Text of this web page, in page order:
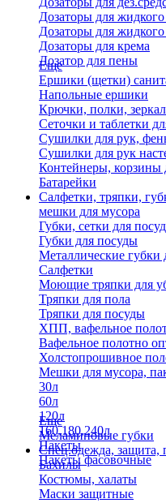
Дозаторы для
Дозаторы для
Дозаторы для крема
Дозатор для пены
Еще
Ершики (щетки)
Напольные ершики
Крючки, полки,
Сеточки и таблетки
Сушилки для рук,
Сушилки для рук
Контейнеры, корзины
Батарейки
Салфетки, тряпки,
мешки для мусора
Губки, сетки для
Губки для посуды
Металлические губки
Салфетки
Моющие тряпки для
Тряпки для пола
Тряпки для посуды
ХПП, вафельное
Вафельное полотно
Холстопрошивное
Мешки для мусора,
30л
60л
120л
160,180,240л
Пакеты
Пакеты фасовочные
Еще
Меламиновые губки
Спец.одежда, защита,
Бахилы
Костюмы, халаты
Маски защитные